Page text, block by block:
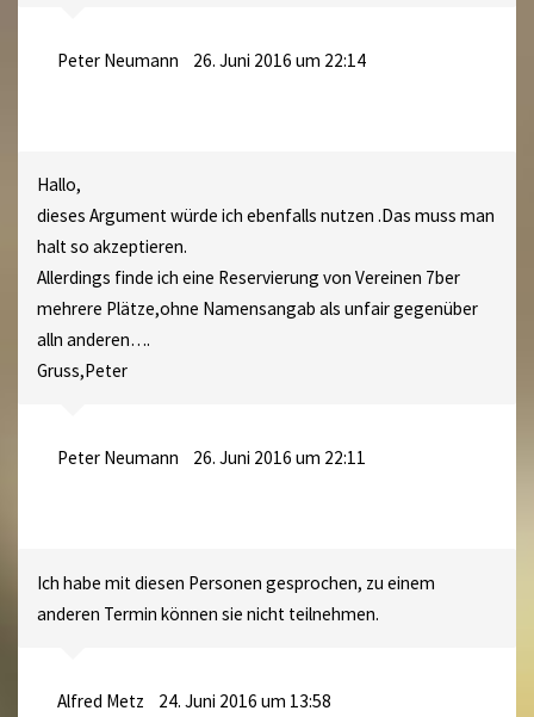
Peter Neumann 26. Juni 2016 um 22:14
Hallo,
dieses Argument würde ich ebenfalls nutzen .Das muss man
halt so akzeptieren.
Allerdings finde ich eine Reservierung von Vereinen 7ber
mehrere Plätze,ohne Namensangab als unfair gegenüber
alln anderen….
Gruss,Peter
Peter Neumann 26. Juni 2016 um 22:11
Ich habe mit diesen Personen gesprochen, zu einem
anderen Termin können sie nicht teilnehmen.
Alfred Metz 24. Juni 2016 um 13:58